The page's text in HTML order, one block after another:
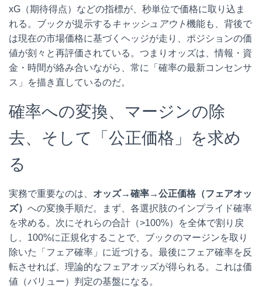
xG（期待得点）などの指標が、秒単位で価格に取り込ま
れる。ブックが提示する キャッシュアウト機能も、背後で
は現在の市場価格に基づくヘッジが走り、ポジションの価
値が刻々と再評価されている。つまりオッズは、情報・資
金・時間が絡み合いながら、常に「確率の最新コンセンサ
ス」を描き直しているのだ。
確率への変換、マージンの除
去、そして「公正価格」を求め
る
実務で重要なのは、 オッズ→確率→公正価格（フェアオッ
ズ） への変換手順だ。まず、各選択肢のインプライド確率
を求める。次にそれらの合計（>100%）を全体で割り戻
し、100%に正規化することで、ブックのマージンを取り
除いた「フェア確率」に近づける。最後にフェア確率を反
転させれば、理論的なフェアオッズが得られる。これは価
値（バリュー）判定の基盤になる。